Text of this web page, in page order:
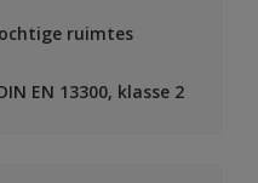
ruimtes
EN 13300, klasse 2